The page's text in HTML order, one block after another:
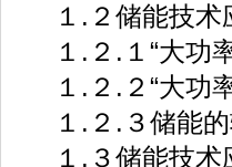
１.２储能技术
１.２.１“大功率
１.２.２“大功率
１.２.３储能的
１.３储能技术